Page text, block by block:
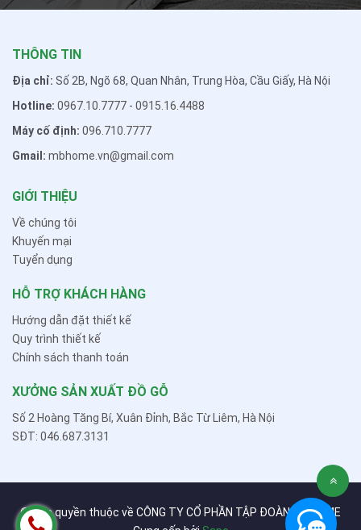
THÔNG TIN
Địa chỉ: Số 2B, Ngõ 68, Quan Nhân, Trung Hòa, Cầu Giấy, Hà Nội
Hotline: 0967.10.7777 - 0915.16.4488
Máy cố định: 096.710.7777
Gmail: mbhome.vn@gmail.com
GIỚI THIỆU
Về chúng tôi
Khuyến mại
Tuyển dụng
HỖ TRỢ KHÁCH HÀNG
Hướng dẫn đặt thiết kế
Quy trình thiết kế
Chính sách thanh toán
XƯỞNG SẢN XUẤT ĐỒ GỖ
Số 2 Hoàng Tăng Bí, Xuân Đỉnh, Bắc Từ Liêm, Hà Nội
SĐT: 046.687.3131
© Bản quyền thuộc về CÔNG TY CỔ PHẦN TẬP ĐOÀN MBHOME